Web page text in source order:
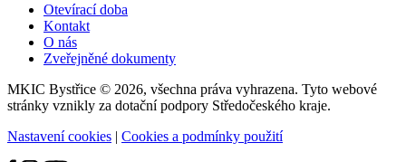
Otevírací doba
Kontakt
O nás
Zveřejněné dokumenty
MKIC Bystřice © 2026, všechna práva vyhrazena. Tyto webové
stránky vznikly za dotační podpory Středočeského kraje.
Nastavení cookies | Cookies a podmínky použití